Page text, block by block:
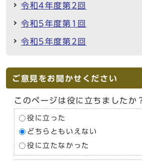
令和4年度第2回
令和5年度第1回
令和5年度第2回
ご意見をお聞かせください
このページは役に立ちましたか
役に立った
どちらともいえない
役に立たなかった